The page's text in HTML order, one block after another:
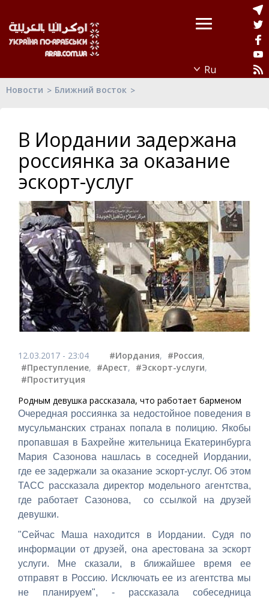
Новости Ближний восток
В Иордании задержана
россиянка за оказание
эскорт-услуг
12.03.2017 - 23:04 #Иордания, #Россия,
#Преступление, #Арест, #Эскорт-услуги,
#Проституция
Родным девушка рассказала, что работает барменом
Очередная россиянка за недостойное поведения в
мусульманских странах попала в полицию. Якобы
пропавшая в Бахрейне жительница Екатеринбурга
Мария Сазонова нашлась в соседней Иордании,
где ее задержали за оказание эскорт-услуг. Об этом
ТАСС рассказала директор модельного агентства,
где работает Сазонова, со ссылкой на друзей
девушки.
"Сейчас Маша находится в Иордании. Судя по
информации от друзей, она арестована за эскорт
услуги. Мне сказали, в ближайшее время ее
отправят в Россию. Исключать ее из агентства мы
не планируем", - рассказала собеседница